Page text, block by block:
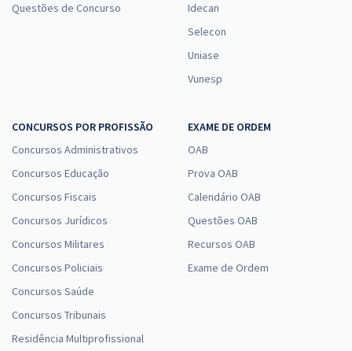
Questões de Concurso
Idecan
Selecon
Uniase
Vunesp
CONCURSOS POR PROFISSÃO
Concursos Administrativos
Concursos Educação
Concursos Fiscais
Concursos Jurídicos
Concursos Militares
Concursos Policiais
Concursos Saúde
Concursos Tribunais
Residência Multiprofissional
EXAME DE ORDEM
OAB
Prova OAB
Calendário OAB
Questões OAB
Recursos OAB
Exame de Ordem